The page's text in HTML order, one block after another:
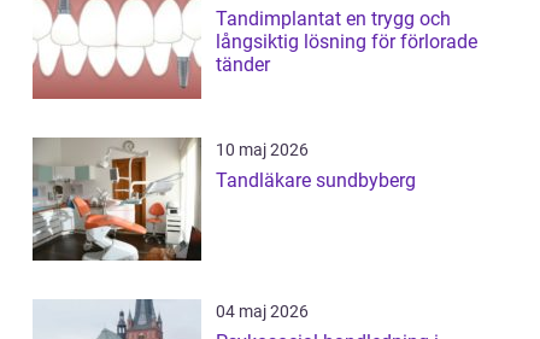
Tandimplantat en trygg och
långsiktig lösning för förlorade
tänder
10 maj 2026
Tandläkare sundbyberg
04 maj 2026